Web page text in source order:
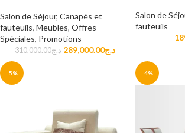
Salon de Séjour, Canapés et
fauteuils, Meubles, Offres
Spéciales, Promotions
د.ج310,000.00 د.ج289,000.00
Salon de
fauteuils
-5% -4%